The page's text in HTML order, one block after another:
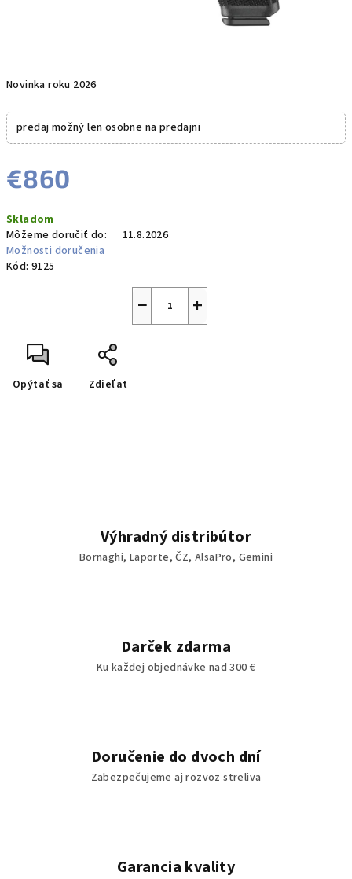
Novinka roku 2026
predaj možný len osobne na predajni
€860
cena:
Skladom
Môžeme doručiť do:
11.8.2026
Možnosti doručenia
Kód: 9125
+
−
Opýtať sa Zdieľať
Výhradný distribútor
Bornaghi, Laporte, ČZ, AlsaPro, Gemini
Darček zdarma
Ku každej objednávke nad 300 €
Doručenie do dvoch dní
Zabezpečujeme aj rozvoz streliva
Garancia kvality